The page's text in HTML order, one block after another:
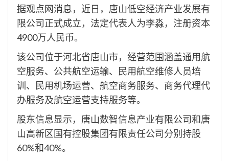
据观点网消息，近日，唐山低空经济产业发展有
限公司正式成立，法定代表人为李淼，注册资本
4900万人民币。
该公司位于河北省唐山市，经营范围涵盖通用航
空服务、公共航空运输、民用航空维修人员培
训、民用机场运营、航空商务服务、商务代理代
办服务及航空运营支持服务等。
股东信息显示，唐山数智信息产业有限公司和唐
山高新区国有控股集团有限责任公司分别持股
60%和40%。